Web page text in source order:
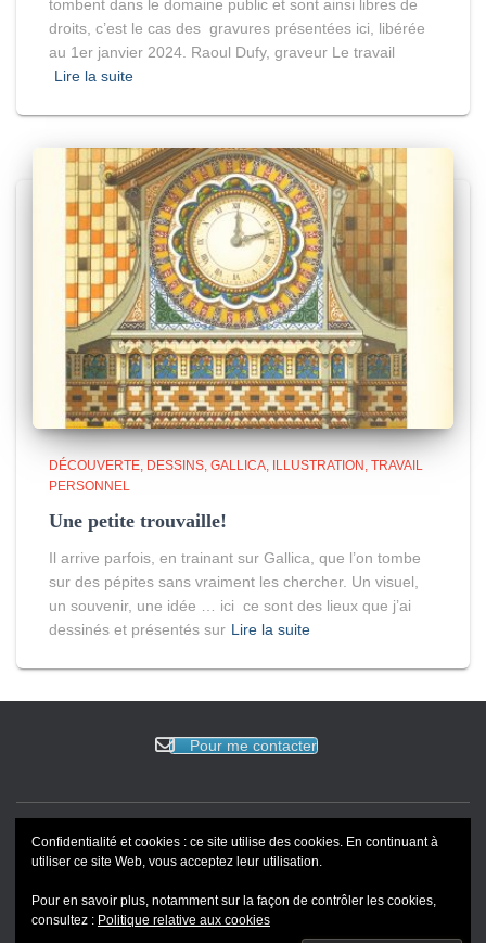
tombent dans le domaine public et sont ainsi libres de
droits, c’est le cas des gravures présentées ici, libérée
au 1er janvier 2024. Raoul Dufy, graveur Le travail
Lire la suite
DÉCOUVERTE DESSINS GALLICA ILLUSTRATION TRAVAIL
PERSONNEL
Une petite trouvaille!
Il arrive parfois, en trainant sur Gallica, que l’on tombe
sur des pépites sans vraiment les chercher. Un visuel,
un souvenir, une idée … ici ce sont des lieux que j’ai
dessinés et présentés sur Lire la suite
Pour me contacter
ACCUEIL EVENEMENTS BLOG REVUE DE PRESSE
PORTFOLIO
Confidentialité et cookies : ce site utilise des cookies. En continuant à
utiliser ce site Web, vous acceptez leur utilisation.
Pour en savoir plus, notamment sur la façon de contrôler les cookies,
consultez : Politique relative aux cookies